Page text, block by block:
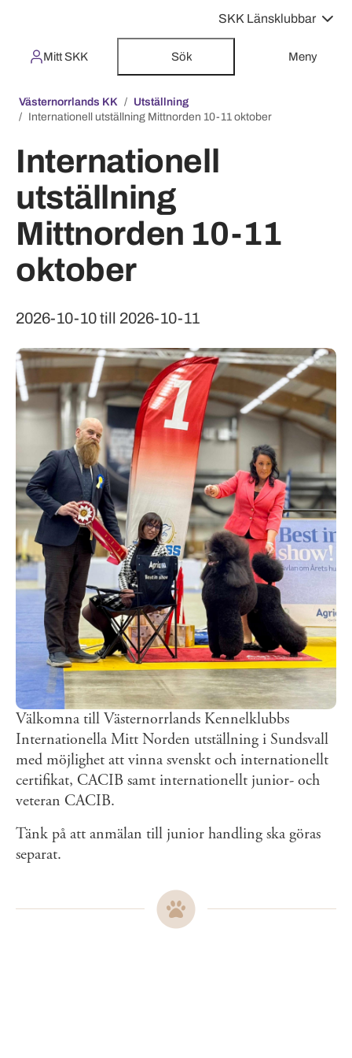
SKK Länsklubbar
Mitt SKK Sök Meny
Västernorrlands KK
Utställning
Internationell utställning Mittnorden 10-11 oktober
Internationell
utställning
Mittnorden 10-11
oktober
2026-10-10 till 2026-10-11
Välkomna till Västernorrlands Kennelklubbs
Internationella Mitt Norden utställning i Sundsvall
med möjlighet att vinna svenskt och internationellt
certifikat, CACIB samt internationellt junior- och
veteran CACIB.
Tänk på att anmälan till junior handling ska göras
separat.